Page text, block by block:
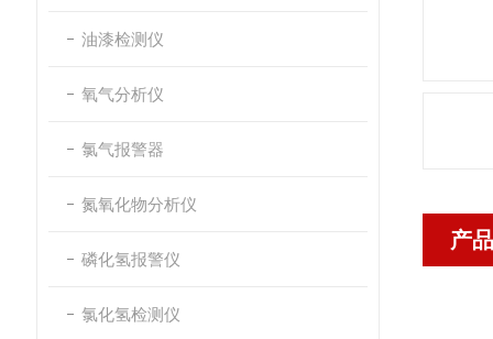
油漆检测仪
氧气分析仪
氯气报警器
氮氧化物分析仪
磷化氢报警仪
氯化氢检测仪
产